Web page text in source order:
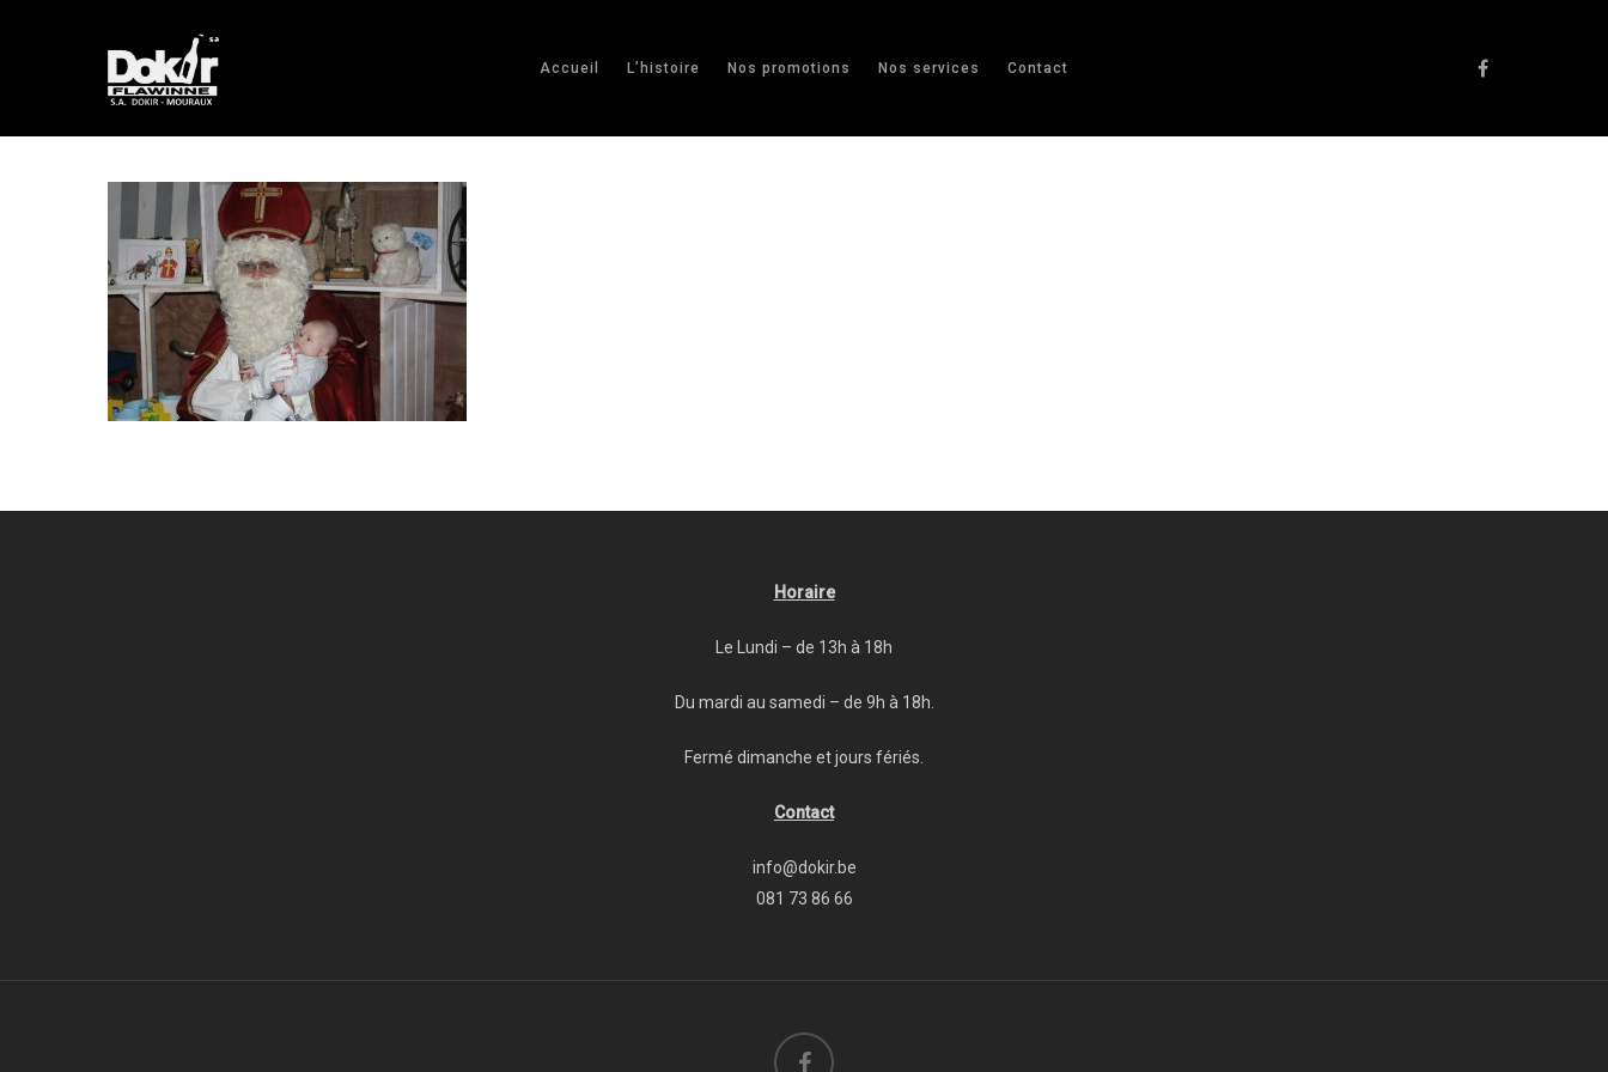
Accueil L’histoire Nos promotions Nos services Contact
Horaire
Le Lundi – de 13h à 18h
Du mardi au samedi – de 9h à 18h.
Fermé dimanche et jours fériés.
Contact
info@dokir.be
081 73 86 66